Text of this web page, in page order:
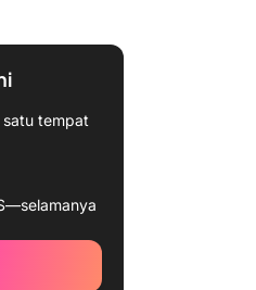
satu tempat